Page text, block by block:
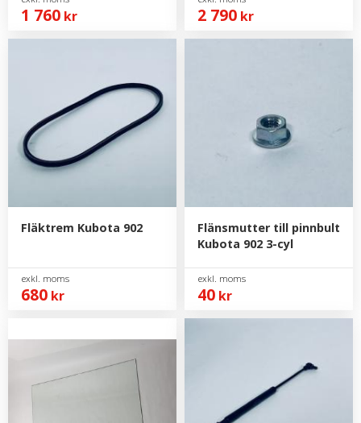
1 760 kr 2 790 kr
Fläktrem Kubota 902
680 kr
Flänsmutter till pinnbult
Kubota 902 3-cyl
40 kr